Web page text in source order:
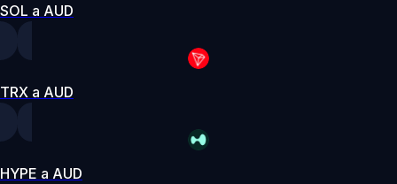
SOL a AUD
TRX a AUD
HYPE a AUD